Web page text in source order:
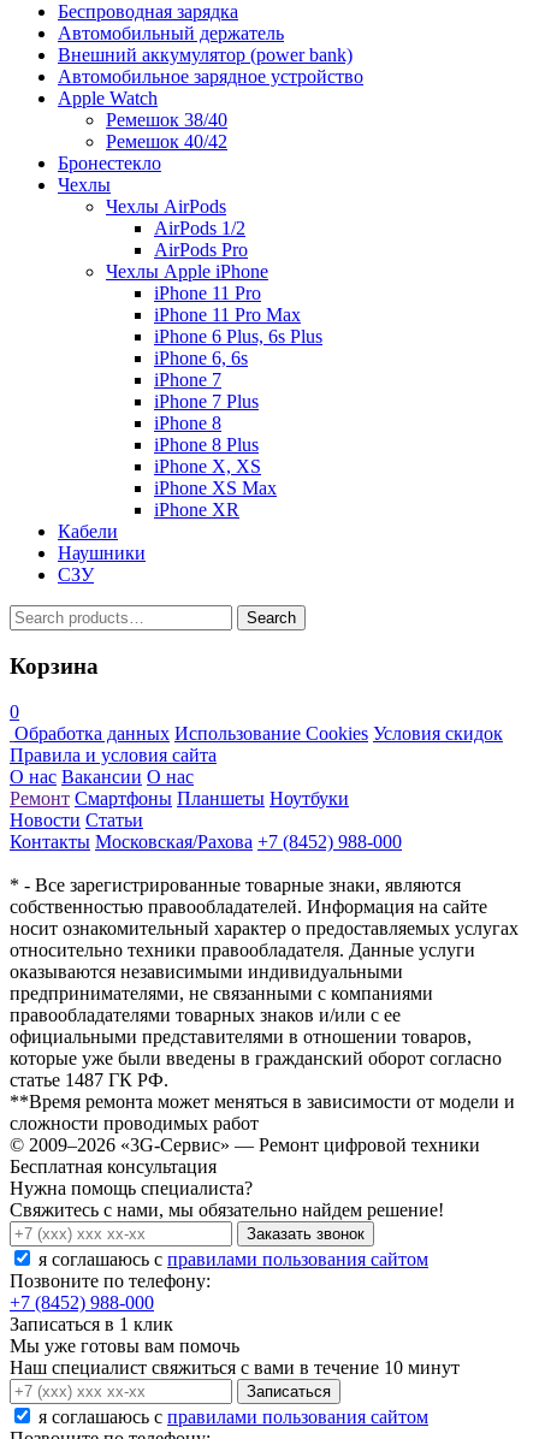
Беспроводная зарядка
Автомобильный держатель
Внешний аккумулятор (power bank)
Автомобильное зарядное устройство
Apple Watch
Ремешок 38/40
Ремешок 40/42
Бронестекло
Чехлы
Чехлы AirPods
AirPods 1/2
AirPods Pro
Чехлы Apple iPhone
iPhone 11 Pro
iPhone 11 Pro Max
iPhone 6 Plus, 6s Plus
iPhone 6, 6s
iPhone 7
iPhone 7 Plus
iPhone 8
iPhone 8 Plus
iPhone X, XS
iPhone XS Max
iPhone XR
Кабели
Наушники
СЗУ
Search
for:
Search
Корзина
0
Обработка данных Использование Cookies Условия скидок
Правила и условия сайта
О нас Вакансии О нас
Ремонт Смартфоны Планшеты Ноутбуки
Новости Статьи
Контакты Московская/Рахова +7 (8452) 988-000
* - Все зарегистрированные товарные знаки, являются
собственностью правообладателей. Информация на сайте
носит ознакомительный характер о предоставляемых услугах
относительно техники правообладателя. Данные услуги
оказываются независимыми индивидуальными
предпринимателями, не связанными с компаниями
правообладателями товарных знаков и/или с ее
официальными представителями в отношении товаров,
которые уже были введены в гражданский оборот согласно
статье 1487 ГК РФ.
**Время ремонта может меняться в зависимости от модели и
сложности проводимых работ
© 2009–2026 «3G-Сервис» — Ремонт цифровой техники
Бесплатная консультация
Нужна помощь специалиста?
Свяжитесь с нами, мы обязательно найдем решение!
Заказать звонок
я соглашаюсь c правилами пользования сайтом
Позвоните по телефону:
+7 (8452) 988-000
Записаться в 1 клик
Мы уже готовы вам помочь
Наш специалист свяжиться с вами в течение 10 минут
Записаться
я соглашаюсь c правилами пользования сайтом